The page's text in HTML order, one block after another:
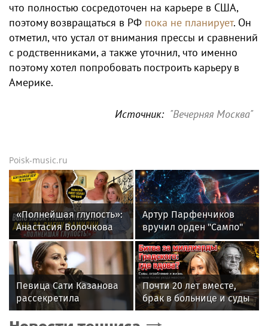
что полностью сосредоточен на карьере в США,
поэтому возвращаться в РФ пока не планирует. Он
отметил, что устал от внимания прессы и сравнений
с родственниками, а также уточнил, что именно
поэтому хотел попробовать построить карьеру в
Америке.
Источник: "Вечерняя Москва"
Poisk-music.ru
«Полнейшая глупость»:
Анастасия Волочкова
осудила дочь за отказ
от знаменитой
фамилии
Артур Парфенчиков
вручил орден "Сампо"
семье Бориса Одлиса
Певица Сати Казанова
рассекретила
«безгрешное, чистое,
любящее» имя своей
Почти 20 лет вместе,
брак в больнице и суды
за миллиард: как
сейчас живет вдова